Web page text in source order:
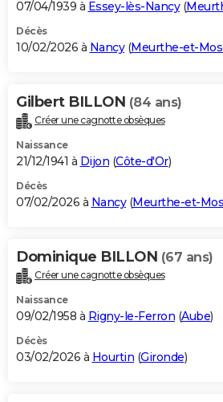
07/04/1939 à Essey-lès-Nancy(
Décès
10/02/2026 à Nancy(Meurthe-et-
Gilbert BILLON (84 ans)
Créer une cagnotte obsèques
Naissance
21/12/1941 à Dijon (Côte-d'Or)
Décès
07/02/2026 à Nancy(Meurthe-et-
Dominique BILLON (67 ans)
Créer une cagnotte obsèques
Naissance
09/02/1958 à Rigny-le-Ferron (Aube)
Décès
03/02/2026 à Hourtin (Gironde)